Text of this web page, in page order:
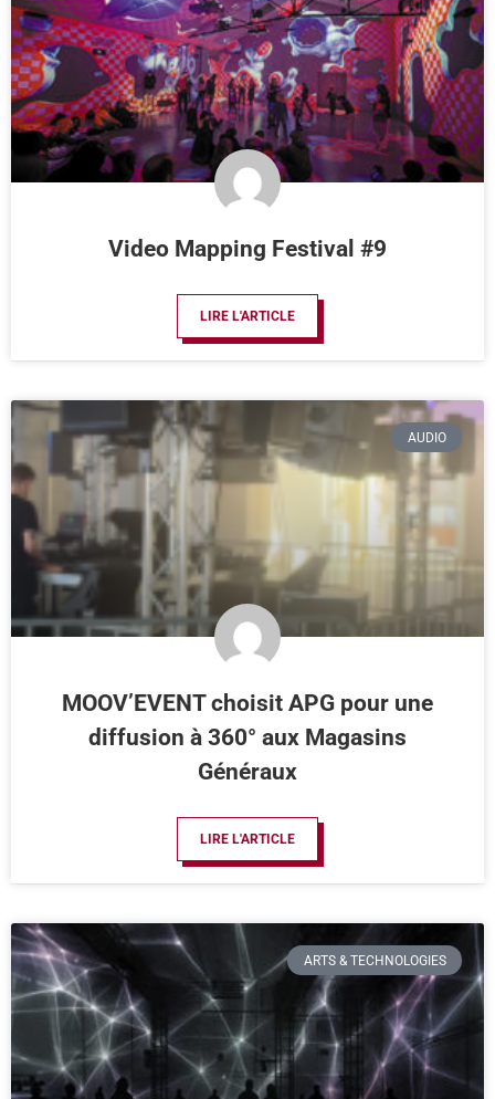
Video Mapping Festival #9
LIRE L'ARTICLE
AUDIO
MOOV’EVENT choisit APG pour une
diffusion à 360° aux Magasins
Généraux
LIRE L'ARTICLE
ARTS & TECHNOLOGIES